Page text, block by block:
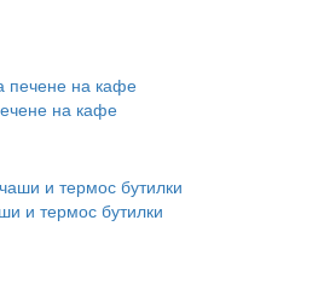
на кафе
и термос бутилки